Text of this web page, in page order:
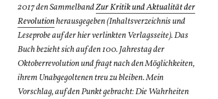
2017 den SammelbandZur Kritik und Aktualität der
Revolutionherausgegeben (Inhaltsverzeichnis und
Leseprobe auf der hier verlinkten Verlagsseite). Das
Buch bezieht sich auf den 100. Jahrestag der
Oktoberrevolution undfragt nach den Möglichkeiten,
ihrem Unabgegoltenen treu zu bleiben. Mein
Vorschlag, auf den Punkt gebracht: Die Wahrheiten